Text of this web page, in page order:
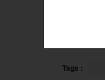
Tags :